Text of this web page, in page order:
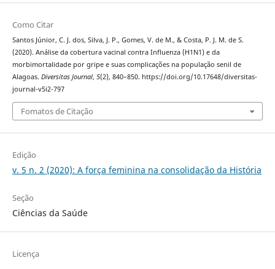
Como Citar
Santos Júnior, C. J. dos, Silva, J. P., Gomes, V. de M., & Costa, P. J. M. de S.
(2020). Análise da cobertura vacinal contra Influenza (H1N1) e da
morbimortalidade por gripe e suas complicações na população senil de
Alagoas. Diversitas Journal, 5(2), 840–850. https://doi.org/10.17648/diversitas-
journal-v5i2-797
Fomatos de Citação
Edição
v. 5 n. 2 (2020): A força feminina na consolidação da História
Seção
Ciências da Saúde
Licença